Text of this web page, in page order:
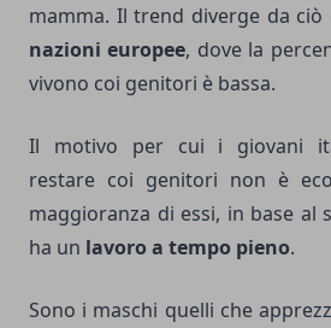
mamma. Il trend diverge da ciò
nazioni europee, dove la
vivono coi genitori è bassa.
Il motivo per cui i giovani
restare coi genitori non è
maggioranza di essi, in base al
ha un lavoro a tempo pieno.
Sono i maschi quelli che